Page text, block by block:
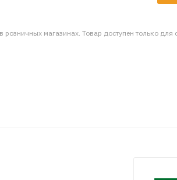
розничных магазинах. Товар доступен только